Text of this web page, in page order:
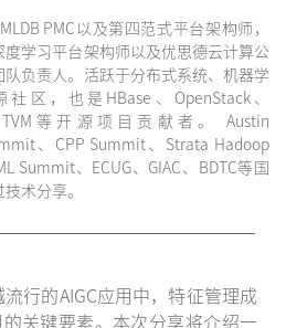
PMC以及第四范式平台架构师，
度学习平台架构师以及优思德云计算公
队负责人。活跃于分布式系统、机器学
区，也是HBase、OpenStack、
TVM等开源项目贡献者。 Austin
、CPP Summit、Strata Hadoop
Summit、ECUG、GIAC、BDTC等国
过技术分享。
行的AIGC应用中，特征管理成
关键要素。本次分享将介绍一